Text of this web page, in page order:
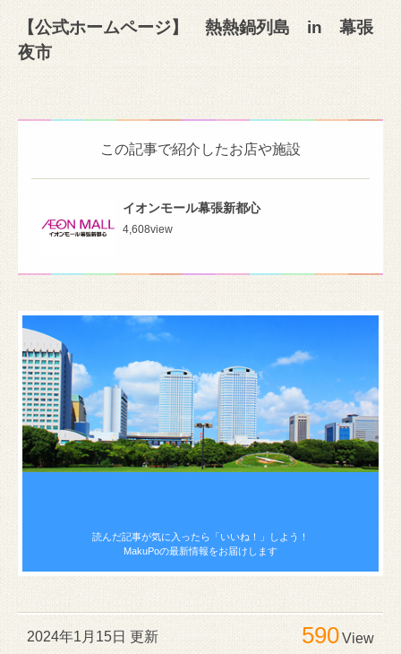
【公式ホームページ】 熱熱鍋列島 in 幕張
夜市
この記事で紹介したお店や施設
イオンモール幕張新都心
4,608view
読んだ記事が気に入ったら 「いいね！」しよう！
MakuPoの最新情報をお届けします
2024年1月15日 更新 590View